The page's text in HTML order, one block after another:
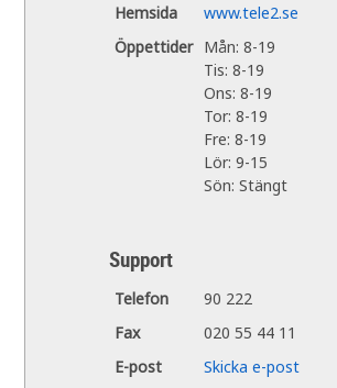
Hemsida
www.tele2.se
Öppettider Mån: 8-19
Tis: 8-19
Ons: 8-19
Tor: 8-19
Fre: 8-19
Lör: 9-15
Sön: Stängt
Support
Telefon
90 222
Fax
020 55 44 11
E-post
Skicka e-post